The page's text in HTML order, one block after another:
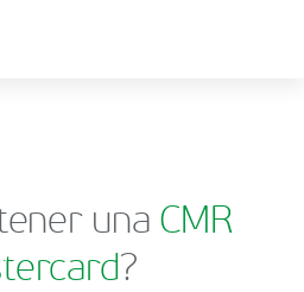
una CMR
?